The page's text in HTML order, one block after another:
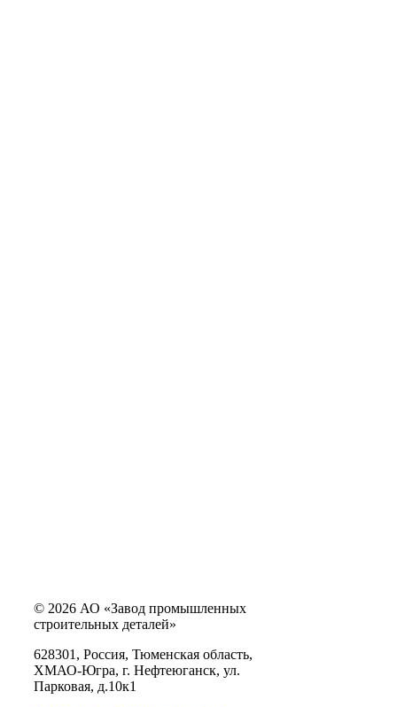
© 2026 АО «Завод промышленных
строительных деталей»
628301, Россия, Тюменская область,
ХМАО-Югра, г. Нефтеюганск, ул.
Парковая, д.10к1